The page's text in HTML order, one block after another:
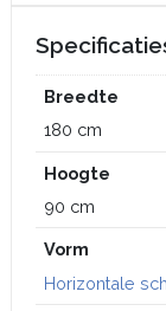
Breedte
180 cm
Hoogte
90 cm
Vorm
Horizontale